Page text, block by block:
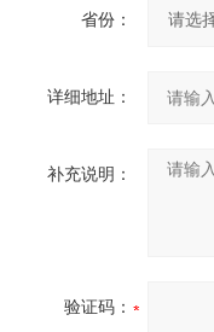
省份：
详细地址：
补充说明：
验证码：